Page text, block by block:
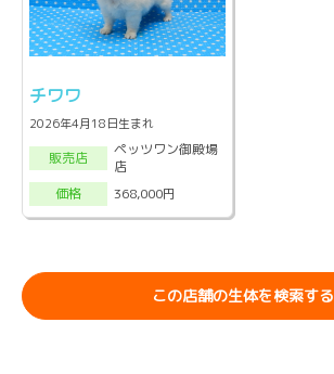
チワワ
2026年4月18日生まれ
販売店
ペッツワン御殿場
店
価格
368,000円
この店舗の生体を検索する